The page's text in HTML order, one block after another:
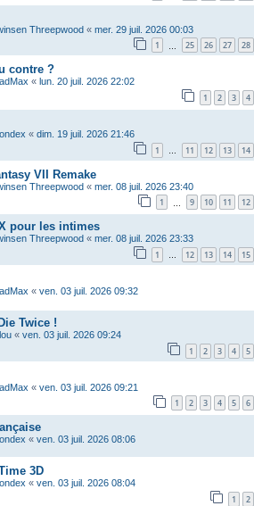
Threepwood « mer. 29 juil. 2026 00:03
1 25 26 27 28
contre ?
« lun. 20 juil. 2026 22:02
1 2 3 4
« dim. 19 juil. 2026 21:46
1 … 11 12 13 14
VII Remake
Threepwood « mer. 08 juil. 2026 23:40
1 9 10 11 12
pour les intimes
Threepwood « mer. 08 juil. 2026 23:33
1 … 12 13 14 15
« ven. 03 juil. 2026 09:32
Twice !
« ven. 03 juil. 2026 09:24
1 2 3 4 5
« ven. 03 juil. 2026 09:21
1 2 3 4 5 6
« ven. 03 juil. 2026 08:06
3D
« ven. 03 juil. 2026 08:04
1 2